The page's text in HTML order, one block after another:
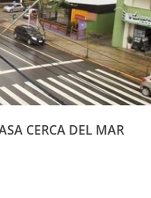
CERCA DEL MAR